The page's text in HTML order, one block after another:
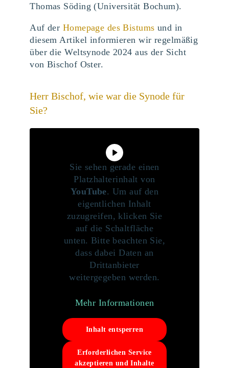
Thomas Söding (Universität Bochum).
Auf der Homepage des Bistums und in
diesem Artikel informieren wir regelmäßig
über die Weltsynode 2024 aus der Sicht
von Bischof Oster.
Herr Bischof, wie war die Synode für
Sie?
Sie sehen gerade einen
Platzhalterinhalt von
YouTube. Um auf den
eigentlichen Inhalt
zuzugreifen, klicken Sie
auf die Schaltfläche
unten. Bitte beachten Sie,
dass dabei Daten an
Drittanbieter
weitergegeben werden.
Mehr Informationen
Inhalt entsperren
Erforderlichen Service
akzeptieren und Inhalte